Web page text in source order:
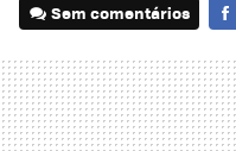
Sem comentários